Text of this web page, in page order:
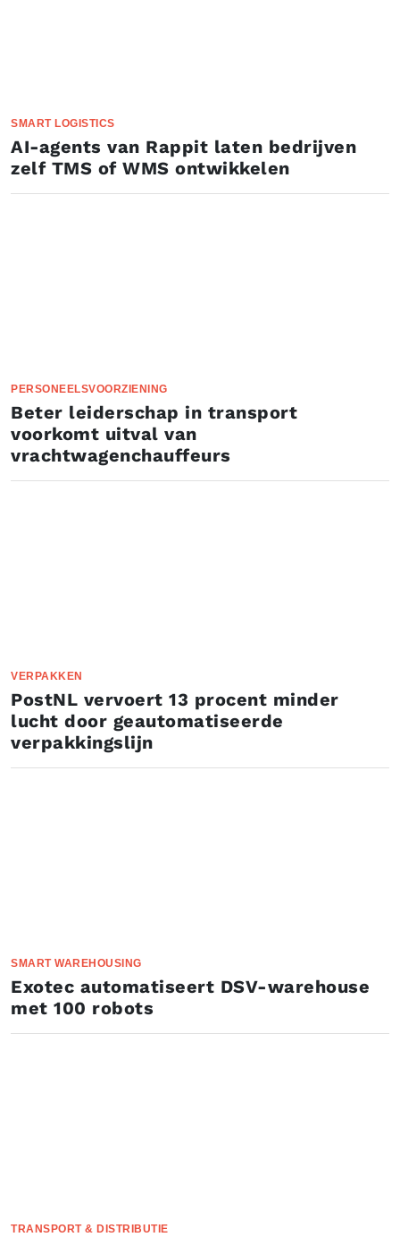
SMART LOGISTICS
AI-agents van Rappit laten bedrijven
zelf TMS of WMS ontwikkelen
PERSONEELSVOORZIENING
Beter leiderschap in transport
voorkomt uitval van
vrachtwagenchauffeurs
VERPAKKEN
PostNL vervoert 13 procent minder
lucht door geautomatiseerde
verpakkingslijn
SMART WAREHOUSING
Exotec automatiseert DSV-warehouse
met 100 robots
TRANSPORT & DISTRIBUTIE